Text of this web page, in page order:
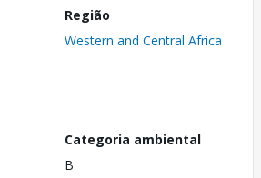
Região
Western and Central Africa
Categoria ambiental
B